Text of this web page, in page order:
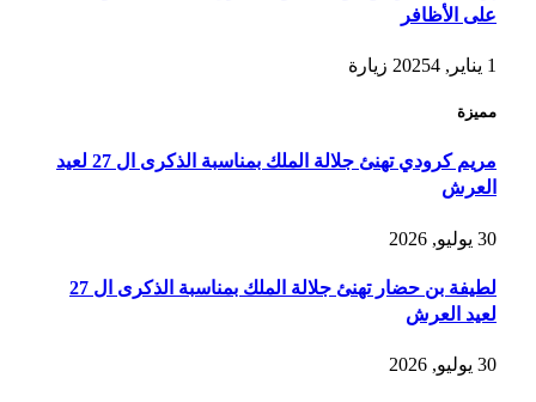
على الأظافر
1 يناير, 2025 4 زيارة
مميزة
مريم كرودي تهنئ جلالة الملك بمناسبة الذكرى ال 27 لعيد
العرش
30 يوليو, 2026
لطيفة بن حضار تهنئ جلالة الملك بمناسبة الذكرى ال 27
لعيد العرش
30 يوليو, 2026